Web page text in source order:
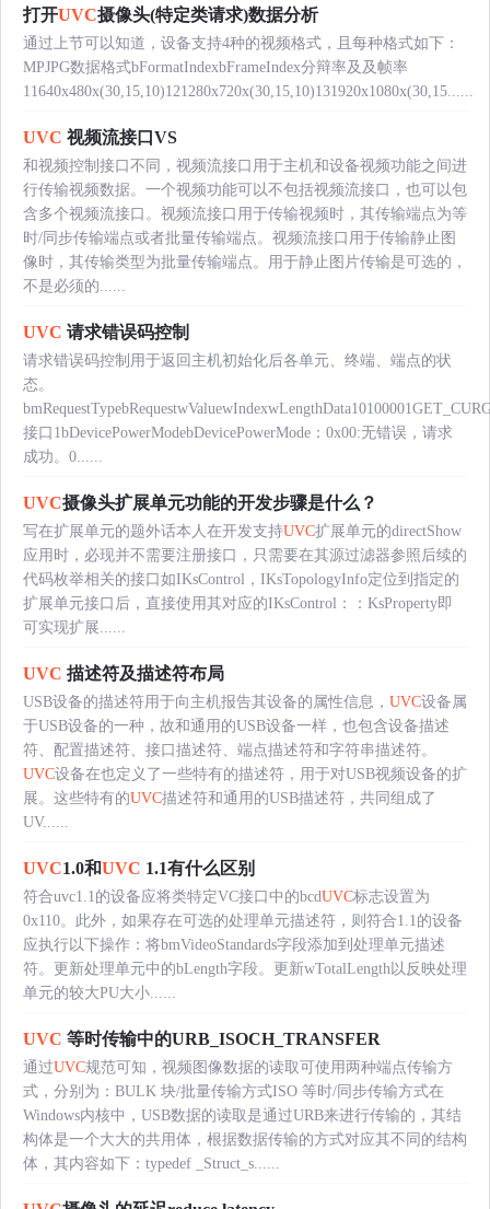
打开UVC摄像头(特定类请求)数据分析
通过上节可以知道，设备支持4种的视频格式，且每种格式如下：
MPJPG数据格式bFormatIndexbFrameIndex分辩率及及帧率
11640x480x(30,15,10)121280x720x(30,15,10)131920x1080x(30,15......
UVC 视频流接口VS
和视频控制接口不同，视频流接口用于主机和设备视频功能之间进
行传输视频数据。一个视频功能可以不包括视频流接口，也可以包
含多个视频流接口。视频流接口用于传输视频时，其传输端点为等
时/同步传输端点或者批量传输端点。视频流接口用于传输静止图
像时，其传输类型为批量传输端点。用于静止图片传输是可选的，
不是必须的......
UVC 请求错误码控制
请求错误码控制用于返回主机初始化后各单元、终端、端点的状
态。
接口1bDevicePowerModebDevicePowerMode：0x00:无错误，请求
成功。0......
UVC摄像头扩展单元功能的开发步骤是什么？
写在扩展单元的题外话本人在开发支持UVC扩展单元的directShow
应用时，必现并不需要注册接口，只需要在其源过滤器参照后续的
代码枚举相关的接口如IKsControl，IKsTopologyInfo定位到指定的
扩展单元接口后，直接使用其对应的IKsControl：：KsProperty即
可实现扩展......
UVC 描述符及描述符布局
USB设备的描述符用于向主机报告其设备的属性信息， UVC设备属
于USB设备的一种，故和通用的USB设备一样，也包含设备描述
符、配置描述符、接口描述符、端点描述符和字符串描述符。
UVC设备在也定义了一些特有的描述符，用于对USB视频设备的扩
展。这些特有的UVC描述符和通用的USB描述符，共同组成了
UV......
UVC1.0和UVC 1.1有什么区别
符合uvc1.1的设备应将类特定VC接口中的bcdUVC标志设置为
0x110。此外，如果存在可选的处理单元描述符，则符合1.1的设备
应执行以下操作：将bmVideoStandards字段添加到处理单元描述
符。更新处理单元中的bLength字段。更新wTotalLength以反映处理
单元的较大PU大小......
UVC 等时传输中的URB_ISOCH_TRANSFER
通过UVC规范可知，视频图像数据的读取可使用两种端点传输方
式，分别为：BULK 块/批量传输方式ISO 等时/同步传输方式在
Windows内核中，USB数据的读取是通过URB来进行传输的，其结
构体是一个大大的共用体，根据数据传输的方式对应其不同的结构
体，其内容如下：typedef _Struct_s......